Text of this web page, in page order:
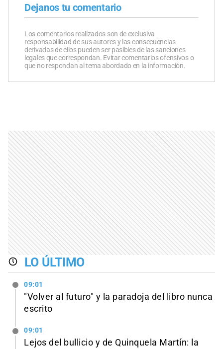
Dejanos tu comentario
Los comentarios realizados son de exclusiva
responsabilidad de sus autores y las consecuencias
derivadas de ellos pueden ser pasibles de las sanciones
legales que correspondan. Evitar comentarios ofensivos o
que no respondan al tema abordado en la información.
LO ÚLTIMO
09:01
"Volver al futuro" y la paradoja del libro nunca
escrito
09:01
Lejos del bullicio y de Quinquela Martín: la